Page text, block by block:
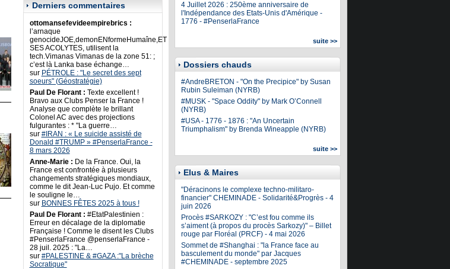
Derniers commentaires
ottomansefevideempirebrics :
l’arnaque
genocideJOE,demonENformeHumaîne,ET
SES ACOLYTES, utilisent la
tech.Vimanas Vimanas de la zone 51: ;
c’est là Lanka base échange…
sur PÉTROLE : "Le secret des sept
soeurs" (Géostratégie)
Paul De Florant : Texte excellent !
Bravo aux Clubs Penser la France !
Analyse que complète le brillant
Colonel AC avec des projections
fulgurantes : * "La guerre…
sur #IRAN : « Le suicide assisté de
Donald #TRUMP » #PenserlaFrance -
8 mars 2026
Anne-Marie : De la France. Oui, la
France est confrontée à plusieurs
changements stratégiques mondiaux,
comme le dit Jean-Luc Pujo. Et comme
le souligne le…
sur BONNES FÊTES 2025 à tous !
Paul De Florant : #EtatPalestinien :
Erreur en décalage de la diplomatie
Française ! Comme le disent les Clubs
#PenserlaFrance @penserlaFrance -
28 juil. 2025 : "La…
sur #PALESTINE & #GAZA :"La brèche
Socratique"
4 Juillet 2026 : 250ème anniversaire de
l'Indépendance des Etats-Unis d'Amérique -
1776 - #PenserlaFrance
suite >>
Dossiers chauds
#AndreBRETON - "On the Precipice" by Susan
Rubin Suleiman (NYRB)
#MUSK - "Space Oddity" by Mark O’Connell
(NYRB)
#USA - 1776 - 1876 : "An Uncertain
Triumphalism" by Brenda Wineapple (NYRB)
suite >>
Elus & Maires
"Déracinons le complexe techno-militaro-
financier" CHEMINADE - Solidarité&Progrès - 4
juin 2026
Procès #SARKOZY : "C’est fou comme ils
s’aiment (à propos du procès Sarkozy)" – Billet
rouge par Floréal (PRCF) - 4 mai 2026
Sommet de #Shanghai : "la France face au
basculement du monde" par Jacques
#CHEMINADE - septembre 2025